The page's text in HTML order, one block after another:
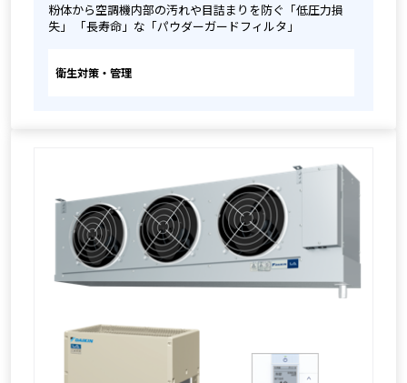
粉体から空調機内部の汚れや目詰まりを防ぐ「低圧力損
失」 「長寿命」な「パウダーガードフィルタ」
衛生対策・管理